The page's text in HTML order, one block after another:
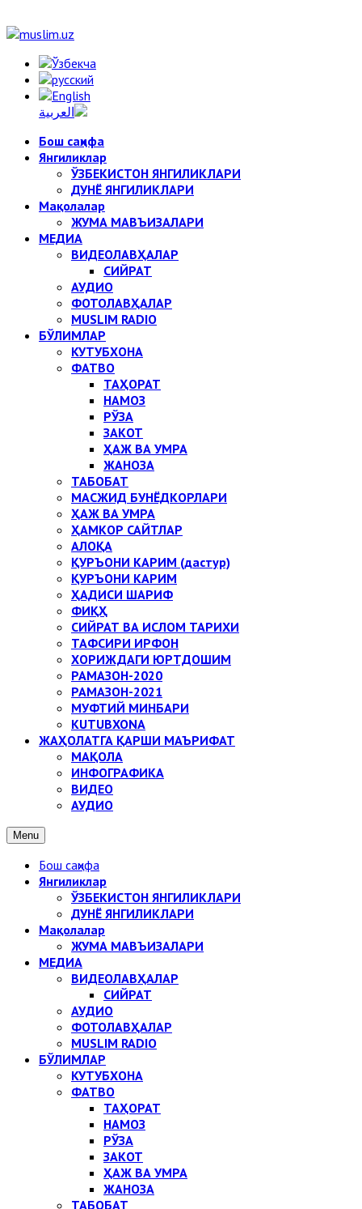
Бош саҳифа
Янгиликлар
ЎЗБЕКИСТОН ЯНГИЛИКЛАРИ
ДУНЁ ЯНГИЛИКЛАРИ
Мақолалар
ЖУМА МАВЪИЗАЛАРИ
МЕДИА
ВИДЕОЛАВҲАЛАР
СИЙРАТ
АУДИО
ФОТОЛАВҲАЛАР
MUSLIM RADIO
БЎЛИМЛАР
КУТУБХОНА
ФАТВО
ТАҲОРАТ
НАМОЗ
РЎЗА
ЗАКОТ
ҲАЖ ВА УМРА
ЖАНОЗА
ТАБОБАТ
МАСЖИД БУНЁДКОРЛАРИ
ҲАЖ ВА УМРА
ҲАМКОР САЙТЛАР
АЛОҚА
ҚУРЪОНИ КАРИМ (дастур)
ҚУРЪОНИ КАРИМ
ҲАДИСИ ШАРИФ
ФИҚҲ
СИЙРАТ ВА ИСЛОМ ТАРИХИ
ТАФСИРИ ИРФОН
ХОРИЖДАГИ ЮРТДОШИМ
РАМАЗОН-2020
РАМАЗОН-2021
МУФТИЙ МИНБАРИ
KUTUBXONA
ЖАҲОЛАТГА ҚАРШИ МАЪРИФАТ
МАҚОЛА
ИНФОГРАФИКА
ВИДЕО
АУДИО
Menu
Бош саҳифа
Янгиликлар
ЎЗБЕКИСТОН ЯНГИЛИКЛАРИ
ДУНЁ ЯНГИЛИКЛАРИ
Мақолалар
ЖУМА МАВЪИЗАЛАРИ
МЕДИА
ВИДЕОЛАВҲАЛАР
СИЙРАТ
АУДИО
ФОТОЛАВҲАЛАР
MUSLIM RADIO
БЎЛИМЛАР
КУТУБХОНА
ФАТВО
ТАҲОРАТ
НАМОЗ
РЎЗА
ЗАКОТ
ҲАЖ ВА УМРА
ЖАНОЗА
ТАБОБАТ